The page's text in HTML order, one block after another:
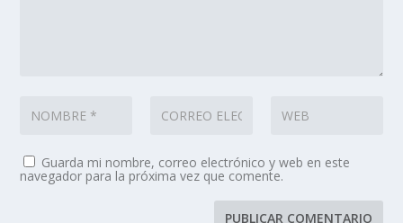
Guarda mi nombre, correo electrónico y web en este
navegador para la próxima vez que comente.